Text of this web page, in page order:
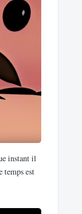
instant il
temps est